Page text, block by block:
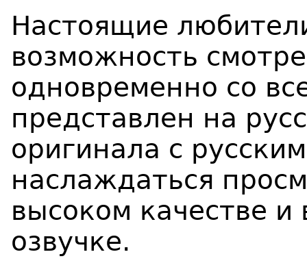
Настоящие
возможность
одновременно со
представлен на
оригинала с
наслаждаться
высоком качестве
озвучке.